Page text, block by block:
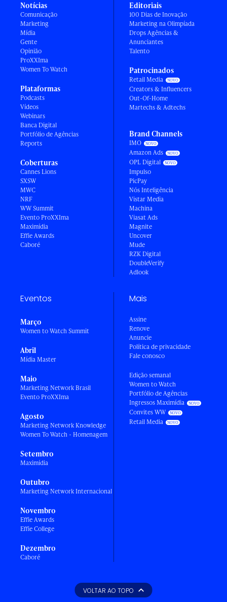
Notícias
Comunicação
Marketing
Mídia
Gente
Opinião
ProXXIma
Women To Watch
Plataformas
Podcasts
Vídeos
Webinars
Banca Digital
Portfólio de Agências
Reports
Coberturas
Cannes Lions
SXSW
MWC
NRF
WW Summit
Evento ProXXIma
Maximídia
Effie Awards
Caboré
Editoriais
100 Dias de Inovação
Marketing na Olimpíada
Drops Agências &
Anunciantes
Talento
Patrocinados
Retail Media
Creators & Influencers
Out-Of-Home
Martechs & Adtechs
Brand Channels
IMO
Amazon Ads
OPL Digital
Impulso
PicPay
Nós Inteligência
Vistar Media
Machina
Viasat Ads
Magnite
Uncover
Mude
RZK Digital
DoubleVerify
Adlook
Eventos
Março
Women to Watch Summit
Abril
Mídia Master
Maio
Marketing Network Brasil
Evento ProXXIma
Agosto
Marketing Network Knowledge
Women To Watch - Homenagem
Setembro
Maximídia
Outubro
Marketing Network Internacional
Novembro
Effie Awards
Effie College
Dezembro
Caboré
Mais
Assine
Renove
Anuncie
Política de privacidade
Fale conosco
Edição semanal
Women to Watch
Portfólio de Agências
Ingressos Maximídia
Convites WW
Retail Media
VOLTAR AO TOPO